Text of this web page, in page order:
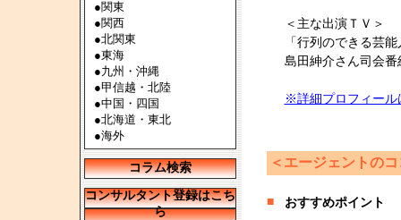
●関東
●関西
●北関東
●東海
●九州・沖縄
●甲信越・北陸
●中国・四国
●北海道・東北
●海外
コラム検索
コンサルタント登録はこち
ら
＜主な出演ＴＶ＞
「行列のできる芸
島田紳介さん司会
※詳細プロフィール
＜エージェントの
■ おすすめポイント